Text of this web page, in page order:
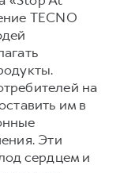
TECNO
на
им в
Эти
сердцем и